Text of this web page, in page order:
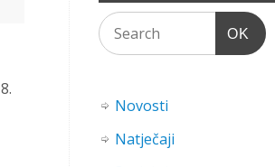
OK
Novosti
Natječaji